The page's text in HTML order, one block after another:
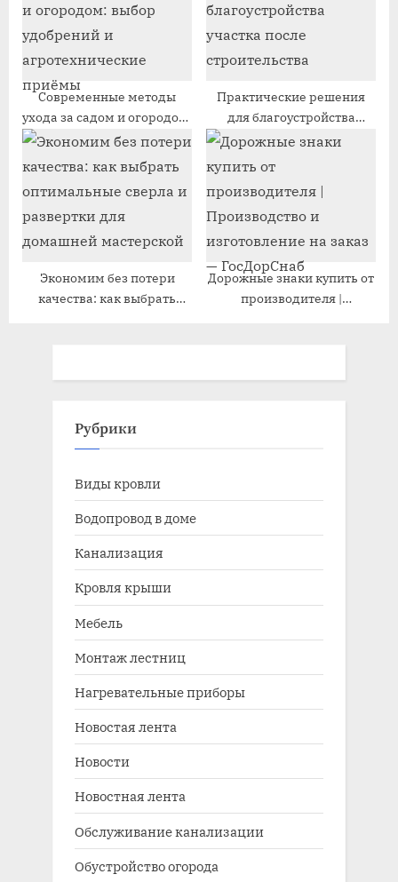
Современные методы
ухода за садом и огородом:
выбор удобрений и
агротехнические приёмы
Практические решения
для благоустройства
участка после
Экономим без потери
качества: как выбрать
Дорожные знаки купить от
производителя |
Рубрики
Виды кровли
Водопровод в доме
Канализация
Кровля крыши
Мебель
Монтаж лестниц
Нагревательные приборы
Новостая лента
Новости
Новостная лента
Обслуживание канализации
Обустройство огорода